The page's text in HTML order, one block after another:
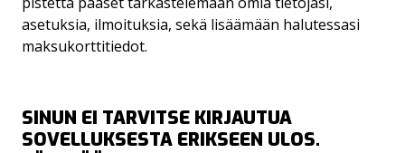
asetuksia, ilmoituksia, sekä lisäämään halutessasi
maksukorttitiedot.
SINUN EI TARVITSE KIRJAUTUA
SOVELLUKSESTA ERIKSEEN ULOS.